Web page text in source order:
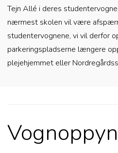
Tejn Allé i deres
nærmest skolen vil være
studentervognene, vi vil derfor
parkeringspladserne længere
plejehjemmet eller